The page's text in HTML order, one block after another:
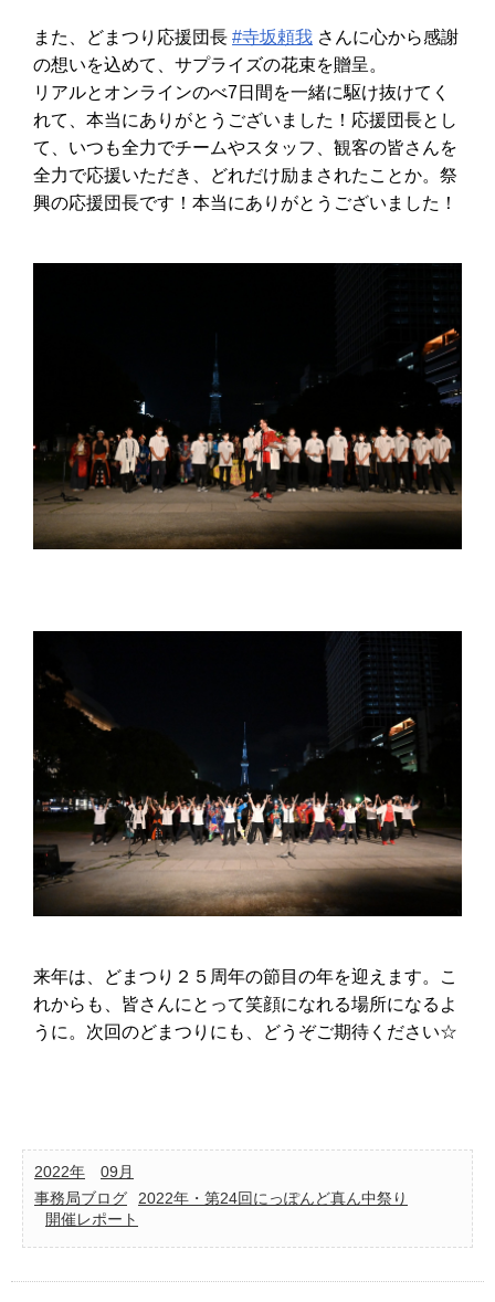
また、どまつり応援団長 #寺坂頼我 さんに心から感謝
の想いを込めて、サプライズの花束を贈呈。
リアルとオンラインのべ7日間を一緒に駆け抜けてく
れて、本当にありがとうございました！応援団長とし
て、いつも全力でチームやスタッフ、観客の皆さんを
全力で応援いただき、どれだけ励まされたことか。祭
興の応援団長です！本当にありがとうございました！
来年は、どまつり２５周年の節目の年を迎えます。こ
れからも、皆さんにとって笑顔になれる場所になるよ
うに。次回のどまつりにも、どうぞご期待ください☆
2022年
09月
事務局ブログ
2022年・第24回にっぽんど真ん中祭り
開催レポート